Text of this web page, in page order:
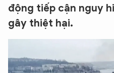
động tiếp cận nguy
gây thiệt hại.